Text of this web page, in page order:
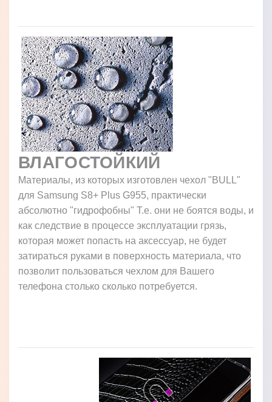
ВЛАГОСТОЙКИЙ
Материалы, из которых изготовлен чехол "BULL"
для Samsung S8+ Plus G955, практически
абсолютно "гидрофобны" Т.е. они не боятся воды, и
как следствие в процессе эксплуатации грязь,
которая может попасть на аксессуар, не будет
затираться руками в поверхность материала, что
позволит пользоваться чехлом для Вашего
телефона столько сколько потребуется.